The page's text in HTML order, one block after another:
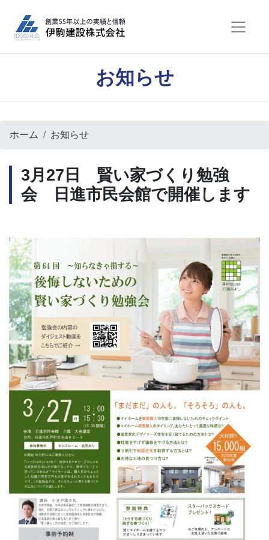
お知らせ
ホーム お知らせ
3月27日 賢い家づくり勉強
会 日進市民会館で開催します